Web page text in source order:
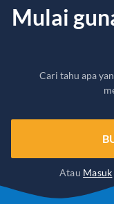
Mulai
Cari tahu apa
Atau Masuk